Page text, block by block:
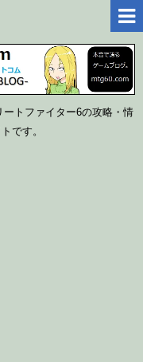
トファイター6の攻略・情
です。